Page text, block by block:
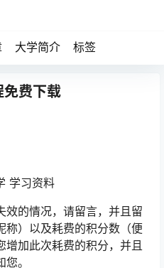
大学简介 标签
免费下载
学习资料
效的情况，请留言，并且留
称）以及耗费的积分数（便
增加此次耗费的积分，并且
。